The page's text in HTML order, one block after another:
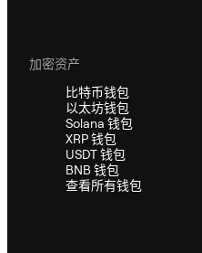
加密资产
比特币钱包
以太坊钱包
Solana 钱包
XRP 钱包
USDT 钱包
BNB 钱包
查看所有钱包